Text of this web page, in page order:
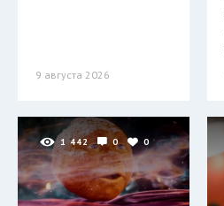
9 августа 2026
1 442 0 0